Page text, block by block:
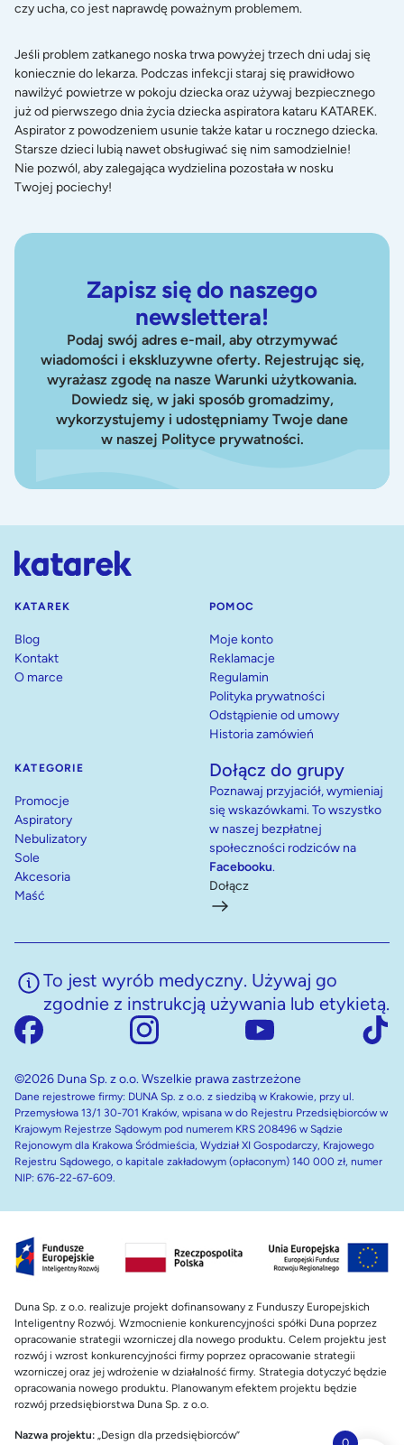
czy ucha, co jest naprawdę poważnym problemem.
Jeśli problem zatkanego noska trwa powyżej trzech dni udaj się
koniecznie do lekarza. Podczas infekcji staraj się prawidłowo
nawilżyć powietrze w pokoju dziecka oraz używaj bezpiecznego
już od pierwszego dnia życia dziecka aspiratora kataru KATAREK.
Aspirator z powodzeniem usunie także katar u rocznego dziecka.
Starsze dzieci lubią nawet obsługiwać się nim samodzielnie!
Nie pozwól, aby zalegająca wydzielina pozostała w nosku
Twojej pociechy!
Zapisz się do naszego
newslettera!
Podaj swój adres e-mail, aby otrzymywać
wiadomości i ekskluzywne oferty. Rejestrując się,
wyrażasz zgodę na nasze Warunki użytkowania.
Dowiedz się, w jaki sposób gromadzimy,
wykorzystujemy i udostępniamy Twoje dane
w naszej Polityce prywatności.
KATAREK
Blog
Kontakt
O marce
POMOC
Moje konto
Reklamacje
Regulamin
Polityka prywatności
Odstąpienie od umowy
Historia zamówień
KATEGORIE
Promocje
Aspiratory
Nebulizatory
Sole
Akcesoria
Maść
Dołącz do grupy
Poznawaj przyjaciół, wymieniaj
się wskazówkami. To wszystko
w naszej bezpłatnej
społeczności rodziców na
Facebooku.
Dołącz
To jest wyrób medyczny. Używaj go
zgodnie z instrukcją używania lub etykietą.
©2026 Duna Sp. z o.o. Wszelkie prawa zastrzeżone
Dane rejestrowe firmy: DUNA Sp. z o.o. z siedzibą w Krakowie, przy ul.
Przemysłowa 13/1 30-701 Kraków, wpisana w do Rejestru Przedsiębiorców w
Krajowym Rejestrze Sądowym pod numerem KRS 208496 w Sądzie
Rejonowym dla Krakowa Śródmieścia, Wydział XI Gospodarczy, Krajowego
Rejestru Sądowego, o kapitale zakładowym (opłaconym) 140 000 zł, numer
NIP: 676-22-67-609.
Duna Sp. z o.o. realizuje projekt dofinansowany z Funduszy Europejskich
Inteligentny Rozwój. Wzmocnienie konkurencyjności spółki Duna poprzez
opracowanie strategii wzorniczej dla nowego produktu. Celem projektu jest
rozwój i wzrost konkurencyjności firmy poprzez opracowanie strategii
wzorniczej oraz jej wdrożenie w działalność firmy. Strategia dotyczyć będzie
opracowania nowego produktu. Planowanym efektem projektu będzie
rozwój przedsiębiorstwa Duna Sp. z o.o.
Nazwa projektu: „Design dla przedsiębiorców”